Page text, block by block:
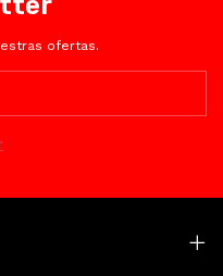
ofertas.